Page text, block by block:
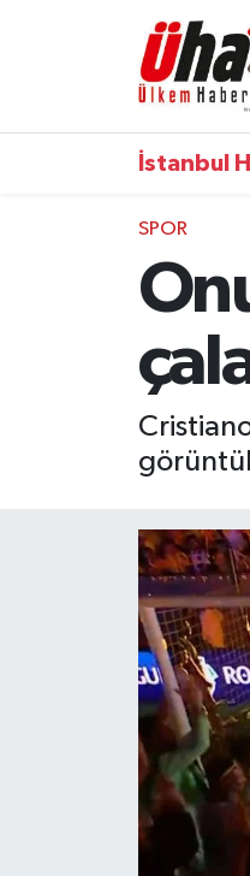
İstanbul
SPOR
İstanbul Nöbetçi
İstanbul Hava
İstanbul Trafik
Süper Lig Puan
Tüm Manşetler
Son Dakika